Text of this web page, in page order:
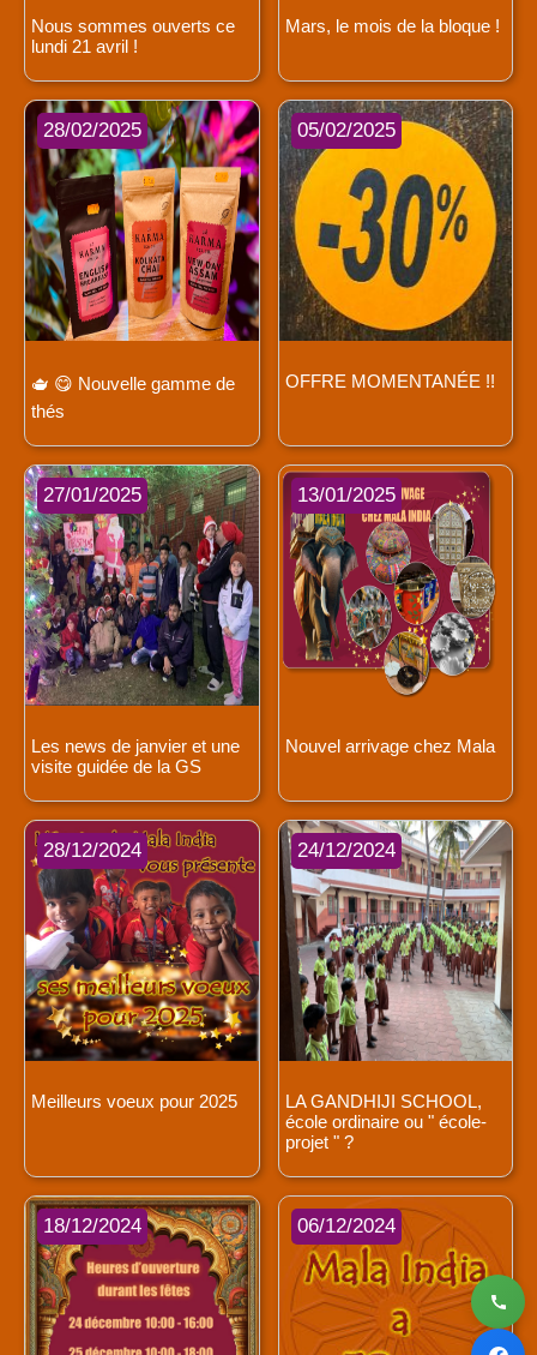
Nous sommes ouverts ce
lundi 21 avril !
Mars, le mois de la bloque !
28/02/2025
🫖 😋 Nouvelle gamme de
thés
05/02/2025
OFFRE MOMENTANÉE !!
27/01/2025
Les news de janvier et une
visite guidée de la GS
13/01/2025
Nouvel arrivage chez Mala
28/12/2024
Meilleurs voeux pour 2025
24/12/2024
LA GANDHIJI SCHOOL,
école ordinaire ou " école-
projet " ?
18/12/2024 06/12/2024